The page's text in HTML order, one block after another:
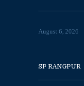
August 6, 2026
SP RANGPUR